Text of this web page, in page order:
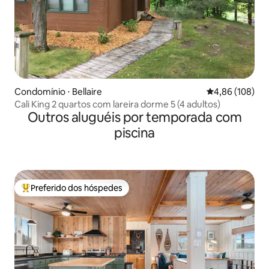
Condomínio ⋅ Bellaire 4,86 de uma
4,86 (108)
Cali King 2 quartos com lareira dorme 5 (4 adultos)
Outros aluguéis por temporada com
piscina
Entre os melhores preferidos dos hóspedes
Preferido dos hóspedes